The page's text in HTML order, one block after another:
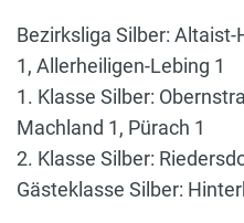
Bezirksliga Silber:
1, Allerheiligen-Lebing 1
1. Klasse Silber:
Machland 1, Pürach 1
2. Klasse Silber:
Gästeklasse Silber: